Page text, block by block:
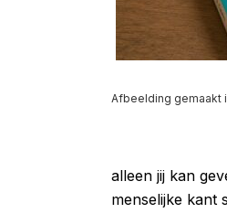
Afbeelding gemaakt
alleen jij kan
menselijke kant